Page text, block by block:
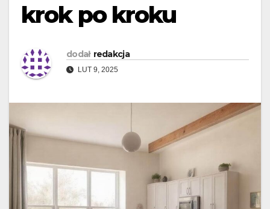
krok po kroku
dodał redakcja
LUT 9, 2025